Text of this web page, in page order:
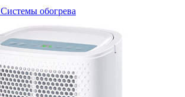
Системы обогрева